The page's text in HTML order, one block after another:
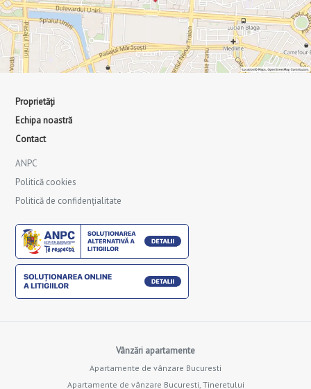
Proprietăți
Echipa noastră
Contact
ANPC
Politică cookies
Politică de confidențialitate
Vânzări apartamente
Apartamente de vânzare Bucuresti
Apartamente de vânzare Bucuresti, Tineretului